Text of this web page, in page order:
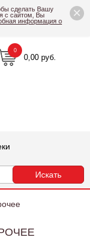
×
сделать Вашу
с сайтом, Вы
информация о
0,00 руб.
0